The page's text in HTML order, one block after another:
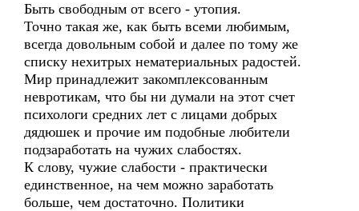
Быть свободным от всего - утопия.
Точно такая же, как быть всеми любимым,
всегда довольным собой и далее по тому же
списку нехитрых нематериальных радостей.
Мир принадлежит закомплексованным
невротикам, что бы ни думали на этот счет
психологи средних лет с лицами добрых
дядюшек и прочие им подобные любители
подзаработать на чужих слабостях.
К слову, чужие слабости - практически
единственное, на чем можно заработать
больше, чем достаточно. Политики